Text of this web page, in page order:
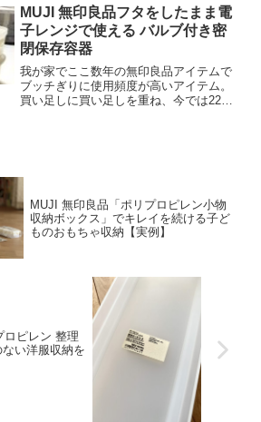
うだが、ここで確認しておきたいことが
ある。google...
MUJI 無印良品フタをしたまま電
子レンジで使える バルブ付き密
閉保存容器
我が家でここ数年の無印良品アイテムで
ブッチぎりに使用頻度が高いアイテム。
買い足しに買い足しを重ね、今では22個
MUJI 無印良品「ポリプロピレン小物
収納ボックス」でキレイを続ける子ど
ものおもちゃ収納【実例】
ロピレン 整理
い洋服収納を